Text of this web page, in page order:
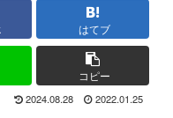
はてブ
コピー
2024.08.28 2022.01.25